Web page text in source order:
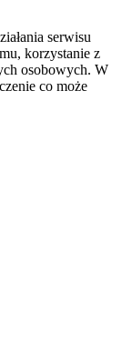
serwisu
korzystanie z
osobowych. W
co może